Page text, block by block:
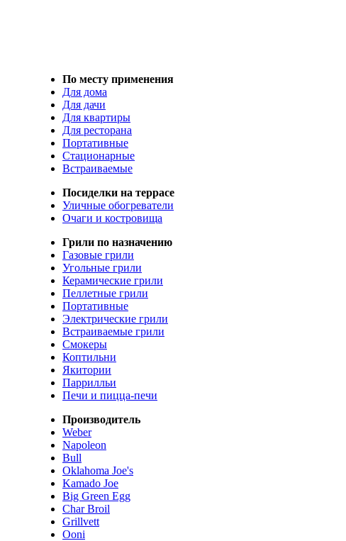
По месту применения
Для дома
Для дачи
Для квартиры
Для ресторана
Портативные
Стационарные
Встраиваемые
Посиделки на террасе
Уличные обогреватели
Очаги и костровища
Грили по назначению
Газовые грили
Угольные грили
Керамические грили
Пеллетные грили
Портативные
Электрические грили
Встраиваемые грили
Смокеры
Коптильни
Якитории
Паррилльи
Печи и пицца-печи
Производитель
Weber
Napoleon
Bull
Oklahoma Joe's
Kamado Joe
Big Green Egg
Char Broil
Grillvett
Ooni